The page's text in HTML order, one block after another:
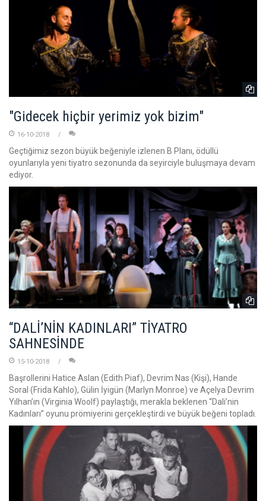
"Gidecek hiçbir yerimiz yok bizim"
16-10-2018
Geçtiğimiz sezon büyük beğeniyle izlenen B Planı, ödüllü
oyunlarıyla yeni tiyatro sezonunda da seyirciyle buluşmaya devam
ediyor.
“DALİ’NİN KADINLARI” TİYATRO
SAHNESİNDE
15-10-2018
Başrollerini Hatice Aslan (Edith Piaf), Devrim Nas (Kişi), Hande
Soral (Frida Kahlo), Gülin İyigün (Marlyn Monroe) ve Açelya Devrim
Yılhan’ın (Virginia Woolf) paylaştığı, merakla beklenen “Dali’nin
Kadınları” oyunu prömiyerini gerçekleştirdi ve büyük beğeni topladı.